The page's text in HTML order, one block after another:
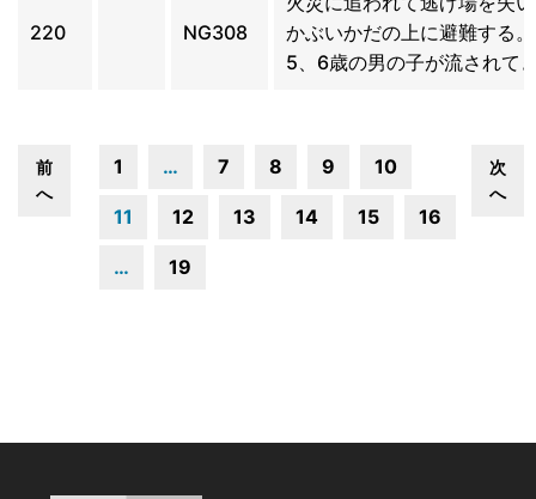
220 NG308
かぶいかだの上に避難する
5、6歳の男の子が流されて
前
へ
1 … 7 8 9 10
11 12 13 14 15 16
… 19
次
へ